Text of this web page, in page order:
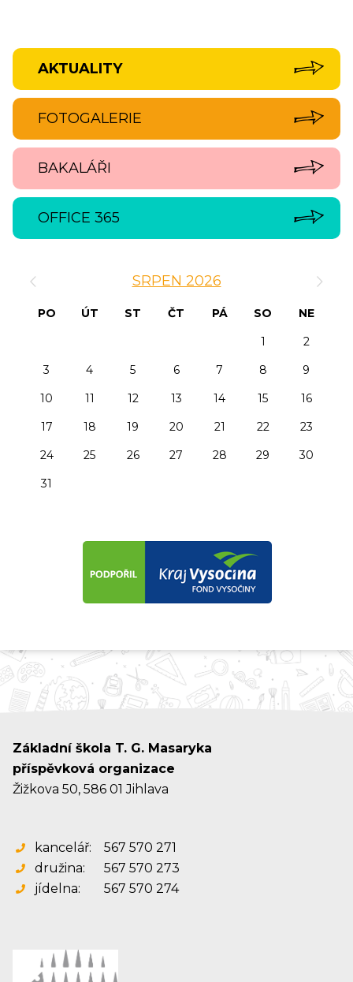
AKTUALITY
FOTOGALERIE
BAKALÁŘI
OFFICE 365
SRPEN 2026
PO ÚT ST ČT PÁ SO
NE
1
2
3
4 5 6 7 8
9
10
11 12 13 14 15
16
17
18 19 20 21 22
23
24
25 26 27 28 29
30
31
Základní škola T. G. Masaryka
příspěvková organizace
Žižkova 50, 586 01 Jihlava
kancelář:
567 570 271
družina:
567 570 273
jídelna:
567 570 274